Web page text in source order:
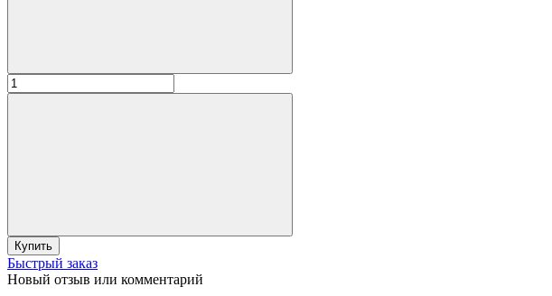
Купить
Быстрый заказ
Новый отзыв или комментарий